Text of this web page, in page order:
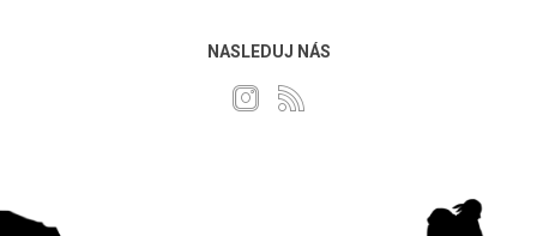
NASLEDUJ NÁS